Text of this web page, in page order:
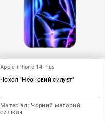
Apple iPhone 14 Plus
Чохол "Неоновий силуєт"
Матеріал: Чорний матовий
силікон